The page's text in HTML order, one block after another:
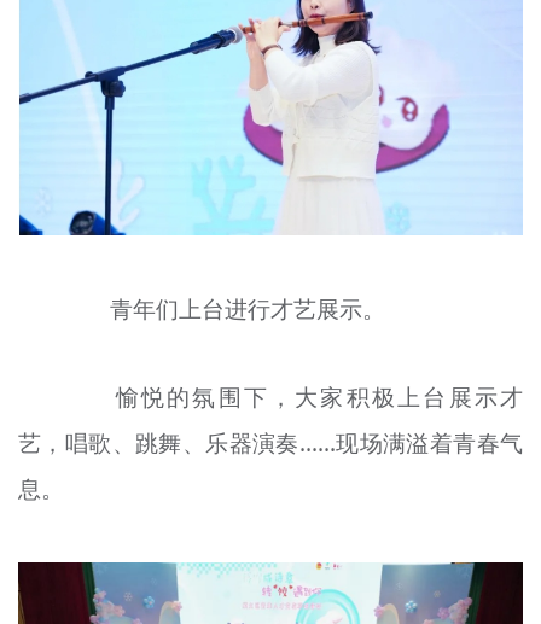
青年们上台进行才艺展示。
愉悦的氛围下，大家积极上台展示才
艺，唱歌、跳舞、乐器演奏……现场满溢着青春气
息。